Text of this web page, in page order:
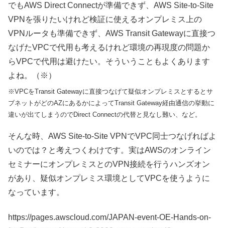
でもAWS Direct Connectが準備できず、AWS Site-to-Site
VPNを張りたいけれど検証に使えるオンプレミス上の
VPNルータも準備できず、AWS Transit Gatewayに直接つ
なげたVPCで代用も考えるけれど環境の再現度の問題か
らVPCで代用は避けたい。そういうこともよくあります
よね。（※）
※VPCをTransit Gatewayに直接つなげて疑似オンプレミスとするとサ
ブネットがどのAZにあるかによってTransit Gateway経由通信の挙動に
違いが出てしまうのでDirect Connectの代替と見なし難い、など。
そんな時、AWS Site-to-Site VPNでVPC同士つなげればよ
いのでは？と考えつくわけです。実はAWSのオンライン
セミナーにオンプレミスとのVPN接続を行うハンズオン
があり、疑似オンプレミス環境としてVPCを使うように
なっています。
https://pages.awscloud.com/JAPAN-event-OE-Hands-on-